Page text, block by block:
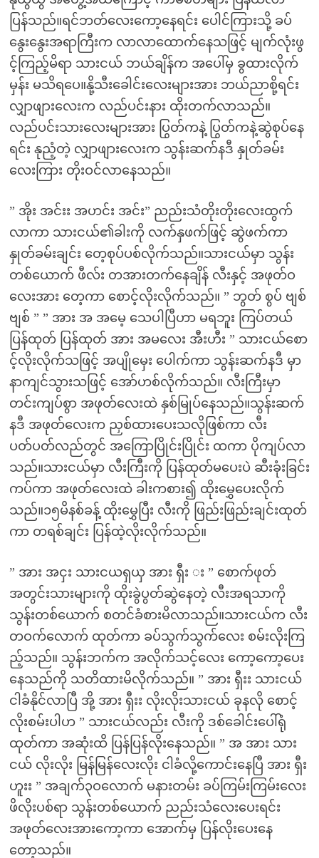
ပြန်သည်။ရင်ဘတ်လေးကော့နေရင်း ပေါင်ကြားသို့ ခပ်
နွေးနွေးအရာကြီးက လာလာထောက်နေသဖြင့် မျက်လုံးဖွ
င့်ကြည့်မိရာ သားငယ် ဘယ်ချိန်က အပေါ်မှ ခွထားလိုက်
မှန်း မသိရပေ။နို့သီးခေါင်းလေးများအား ဘယ်ညာစို့ရင်း
လျှာဖျားလေးက လည်ပင်းနား ထိုးတက်လာသည်။
လည်ပင်းသားလေးများအား ပြွတ်ကနဲ့ ပြွတ်ကနဲ့ဆွဲစုပ်နေ
ရင်း နုညံ့တဲ့ လျှာဖျားလေးက သွန်းဆက်နဒီ နှုတ်ခမ်း
လေးကြား တိုးဝင်လာနေသည်။
” အိုး အင်းး အဟင်း အင်း” ညည်းသံတိုးတိုးလေးထွက်
လာကာ သားငယ်၏ခါးကို လက်နှဖက်ဖြင့် ဆွဲဖက်ကာ
နှုတ်ခမ်းချင်း တေ့စုပ်ပစ်လိုက်သည်။သားငယ်မှာ သွန်း
တစ်ယောက် ဖီလ်း တအားတက်နေချိန် လီးနှင့် အဖုတ်ဝ
လေးအား တေ့ကာ စောင့်လိုးလိုက်သည်။ ” ဘွတ် စွပ် ဗျစ်
ဗျစ် ” ” အား အ အမေ့ သေပါပြီဟာ မရဘူး ကြပ်တယ်
ပြန်ထုတ် ပြန်ထုတ် အား အမလေး အီးဟီး ” သားငယ်စော
င့်လိုးလိုက်သဖြင့် အပျိုမှေး ပေါက်ကာ သွန်းဆက်နဒီ မှာ
နာကျင်သွားသဖြင့် အော်ဟစ်လိုက်သည်။ လီးကြီးမှာ
တင်းကျပ်စွာ အဖုတ်လေးထဲ နှစ်မြုပ်နေသည်။သွန်းဆက်
နဒီ အဖုတ်လေးက ညှစ်ထားပေးသလိုဖြစ်ကာ လီး
ပတ်ပတ်လည်တွင် အကြောပြိုင်းပြိုင်း ထကာ ပိုကျပ်လာ
သည်။သားငယ်မှာ လီးကြီးကို ပြန်ထုတ်မပေးပဲ ဆီးခုံးခြင်း
ကပ်ကာ အဖုတ်လေးထဲ ခါးကစား၍ ထိုးမွှေပေးလိုက်
သည်။၁၅မိနစ်ခန့် ထိုးမွှေပြီး လီးကို ဖြည်းဖြည်းချင်းထုတ်
ကာ တရစ်ချင်း ပြန်ထဲ့လိုးလိုက်သည်။
” အား အငှး သားငယရှယှ အား ရှီး း ” စောက်ဖုတ်
အတွင်းသားများကို ထိုးခွဲပွတ်ဆွဲနေတဲ့ လီးအရသာကို
သွန်းတစ်ယောက် စတင်ခံစားမိလာသည်။သားငယ်က လီး
တဝက်လောက် ထုတ်ကာ ခပ်သွက်သွက်လေး စမ်းလိုးကြ
ည့်သည်။ သွန်းဘက်က အလိုက်သင့်လေး ကော့ကော့ပေး
နေသည်ကို သတိထားမိလိုက်သည်။ ” အား ရှီးး သားငယ်
ငါခံနိုင်လာပြီ အို့ အား ရှီးး လိုးလိုးသားငယ် ခုနလို စောင့်
လိုးစမ်းပါဟ ” သားငယ်လည်း လီးကို ဒစ်ခေါင်းပေါ်ရုံ
ထုတ်ကာ အဆုံးထိ ပြန်ပြန်လိုးနေသည်။ ” အ အား သား
ငယ် လိုးလိုး မြန်မြန်လေးလိုး ငါခံလို့ကောင်းနေပြီ အား ရှီး
ဟူးး ” အချက်၃ဝလောက် မနားတမ်း ခပ်ကြမ်းကြမ်းလေး
ဖိလိုးပစ်ရာ သွန်းတစ်ယောက် ညည်းသံလေးပေးရင်း
အဖုတ်လေးအားကော့ကာ အောက်မှ ပြန်လိုးပေးနေ
တော့သည်။